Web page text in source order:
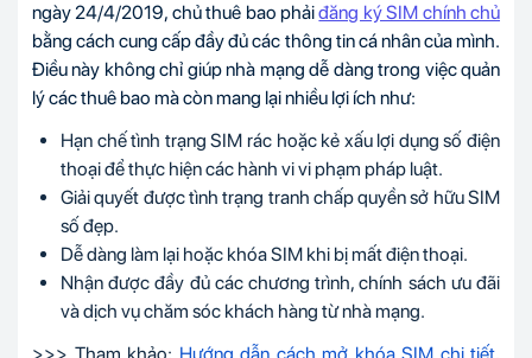
ngày 24/4/2019, chủ thuê bao phảiđăng ký SIM chính chủ
bằng cách cung cấp đầy đủ các thông tin cá nhân của mình.
Điều này không chỉ giúp nhà mạng dễ dàng trong việc quản
lý các thuê bao mà còn mang lại nhiều lợi ích như:
Hạn chế tình trạng SIM rác hoặc kẻ xấu lợi dụng số điện
thoại để thực hiện các hành vi vi phạm pháp luật.
Giải quyết được tình trạng tranh chấp quyền sở hữu SIM
số đẹp.
Dễ dàng làm lại hoặc khóa SIM khi bị mất điện thoại.
Nhận được đầy đủ các chương trình, chính sách ưu đãi
và dịch vụ chăm sóc khách hàng từ nhà mạng.